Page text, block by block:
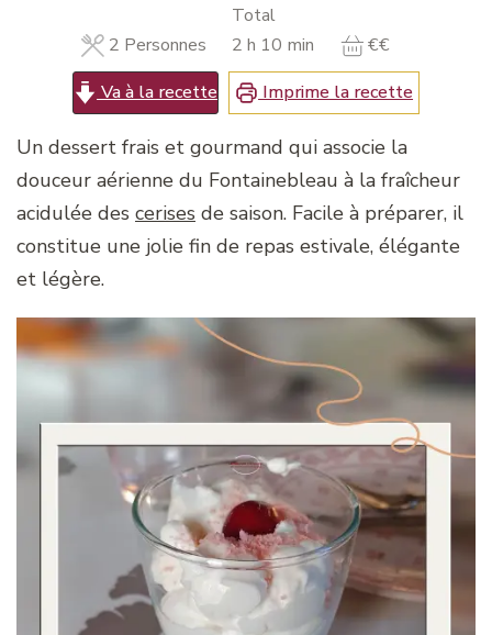
2 Personnes
Total
2 heures
h 10 minutes
min
€€
Va à la recette
Imprime la recette
Un dessert frais et gourmand qui associe la
douceur aérienne du Fontainebleau à la fraîcheur
acidulée des cerises de saison. Facile à préparer, il
constitue une jolie fin de repas estivale, élégante
et légère.